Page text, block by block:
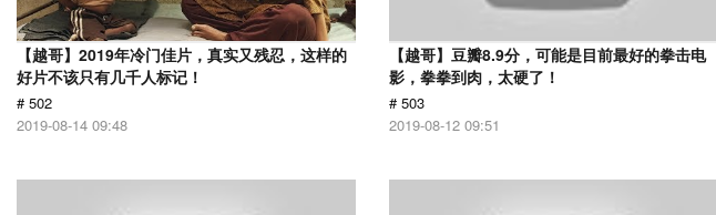
【越哥】2019年冷门佳片，真实又残忍，这样的
好片不该只有几千人标记！
# 502
2019-08-14 09:48
【越哥】豆瓣8.9分，可能是目前最好的拳击电
影，拳拳到肉，太硬了！
# 503
2019-08-12 09:51